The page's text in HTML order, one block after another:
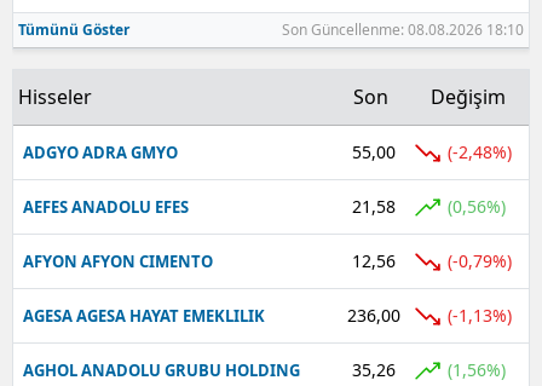
Ardahan
Karabük
Kilis
Osmaniye
Tümünü Göster Son Güncellenme: 08.08.2026 18:10
Hisseler Son Değişim
ADGYO ADRA GMYO 55,00 (-2,48%)
AEFES ANADOLU EFES 21,58 (0,56%)
AFYON AFYON CIMENTO 12,56 (-0,79%)
AGESA AGESA HAYAT EMEKLILIK 236,00 (-1,13%)
AGHOL ANADOLU GRUBU HOLDING 35,26 (1,56%)